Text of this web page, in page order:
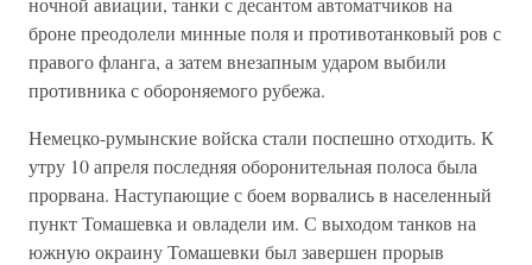
броне преодолели минные поля и противотанковый ров с
правого фланга, а затем внезапным ударом выбили
противника с обороняемого рубежа.
Немецко-румынские войска стали поспешно отходить. К
утру 10 апреля последняя оборонительная полоса была
прорвана. Наступающие с боем ворвались в населенный
пункт Томашевка и овладели им. С выходом танков на
южную окраину Томашевки был завершен прорыв